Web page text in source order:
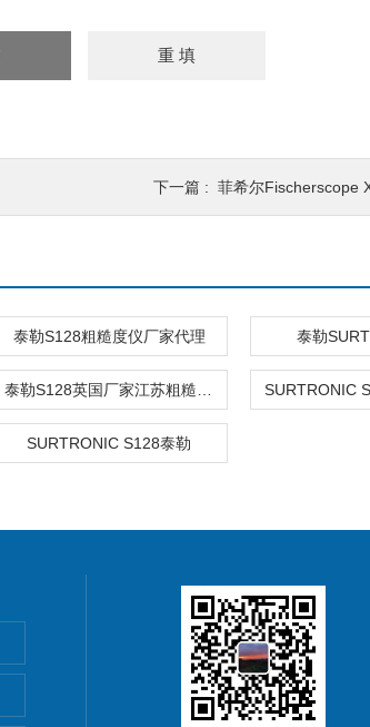
下一篇 : 菲希尔Fischerscope
泰勒S128粗糙度仪厂家代理 泰勒
SURTRONIC S128泰勒